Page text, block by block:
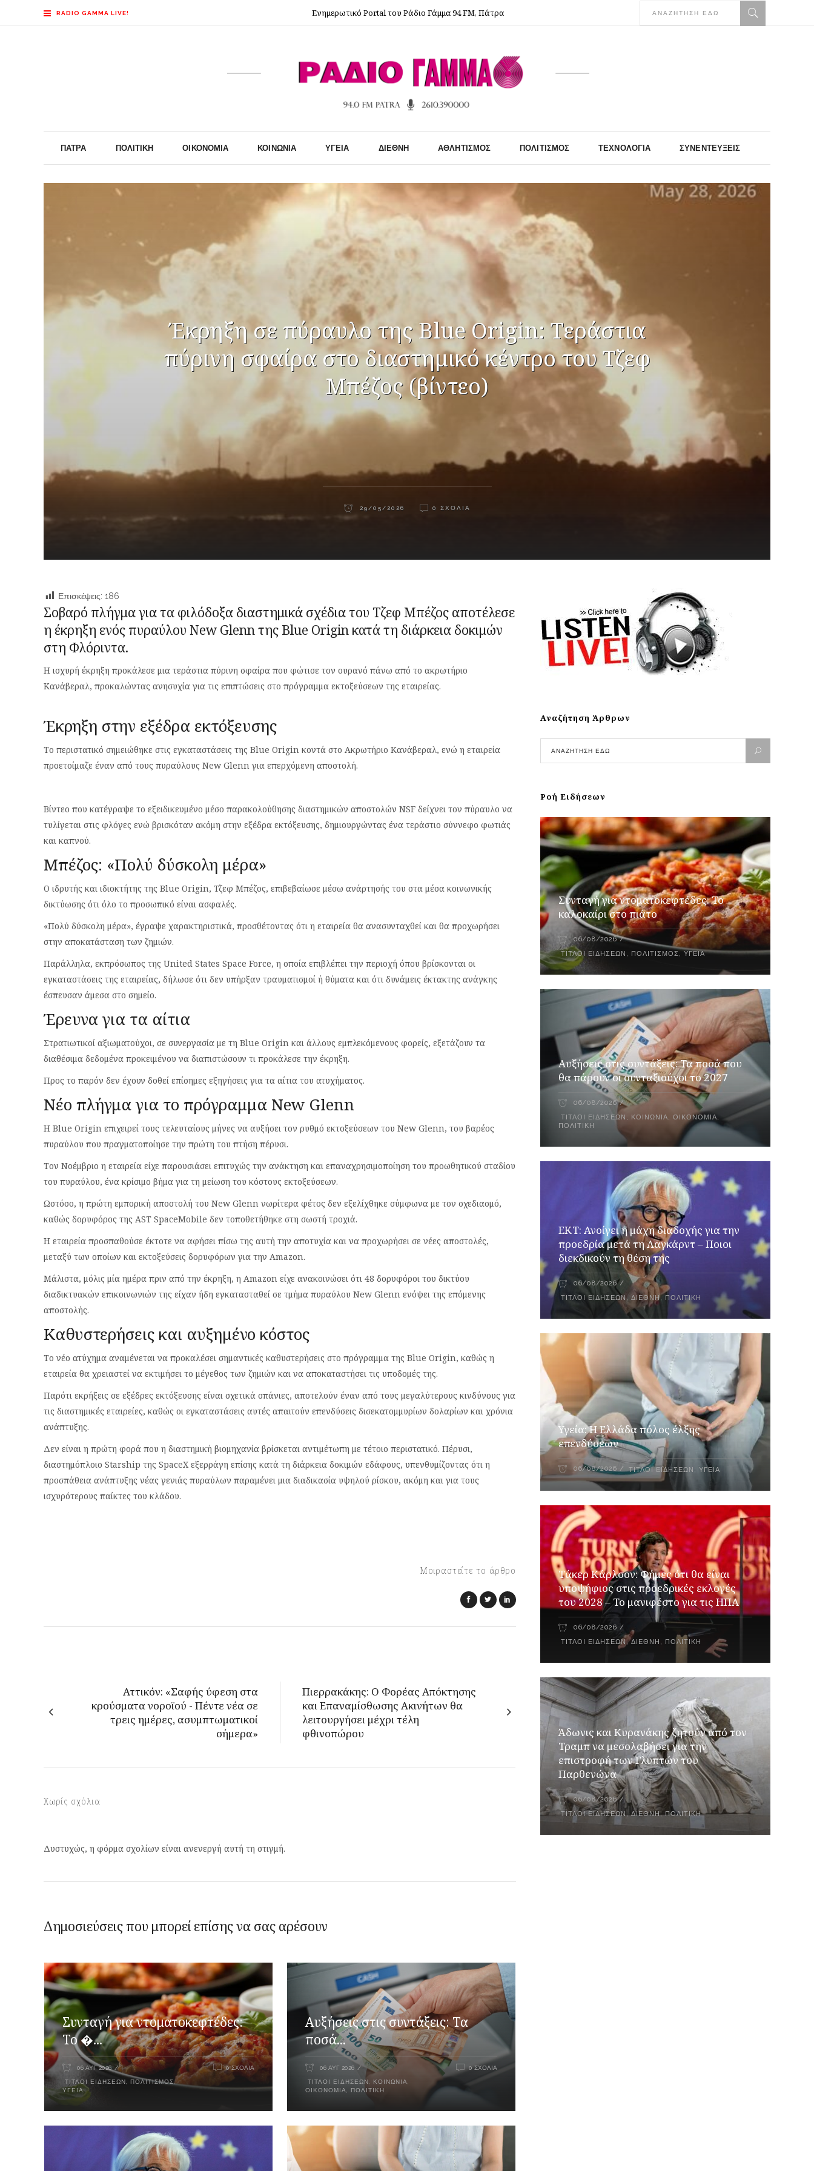
RADIO GAMMA LIVE! Ενημερωτικό Portal του Ράδιο Γάμμα 94 FM, Πάτρα
ΠΆΤΡΑ ΠΟΛΙΤΙΚΉ ΟΙΚΟΝΟΜΊΑ ΚΟΙΝΩΝΊΑ ΥΓΕΊΑ ΔΙΕΘΝΉ ΑΘΛΗΤΙΣΜΌΣ ΠΟΛΙΤΙΣΜΌΣ ΤΕΧΝΟΛΟΓΊΑ ΣΥΝΕΝΤΕΎΞΕΙΣ
Έκρηξη σε πύραυλο της Blue Origin: Τεράστια
πύρινη σφαίρα στο διαστημικό κέντρο του Τζεφ
Μπέζος (βίντεο)
29/05/2026 0 ΣΧΌΛΙΑ
Επισκέψεις: 186
Σοβαρό πλήγμα για τα φιλόδοξα διαστημικά σχέδια του Τζεφ Μπέζος αποτέλεσε
η έκρηξη ενός πυραύλου New Glenn της Blue Origin κατά τη διάρκεια δοκιμών
στη Φλόριντα.
Η ισχυρή έκρηξη προκάλεσε μια τεράστια πύρινη σφαίρα που φώτισε τον ουρανό πάνω από το ακρωτήριο
Κανάβεραλ, προκαλώντας ανησυχία για τις επιπτώσεις στο πρόγραμμα εκτοξεύσεων της εταιρείας.
Έκρηξη στην εξέδρα εκτόξευσης
Το περιστατικό σημειώθηκε στις εγκαταστάσεις της Blue Origin κοντά στο Ακρωτήριο Κανάβεραλ, ενώ η εταιρεία
προετοίμαζε έναν από τους πυραύλους New Glenn για επερχόμενη αποστολή.
Βίντεο που κατέγραψε το εξειδικευμένο μέσο παρακολούθησης διαστημικών αποστολών NSF δείχνει τον πύραυλο να
τυλίγεται στις φλόγες ενώ βρισκόταν ακόμη στην εξέδρα εκτόξευσης, δημιουργώντας ένα τεράστιο σύννεφο φωτιάς
και καπνού.
Μπέζος: «Πολύ δύσκολη μέρα»
Ο ιδρυτής και ιδιοκτήτης της Blue Origin, Τζεφ Μπέζος, επιβεβαίωσε μέσω ανάρτησής του στα μέσα κοινωνικής
δικτύωσης ότι όλο το προσωπικό είναι ασφαλές.
«Πολύ δύσκολη μέρα», έγραψε χαρακτηριστικά, προσθέτοντας ότι η εταιρεία θα ανασυνταχθεί και θα προχωρήσει
στην αποκατάσταση των ζημιών.
Παράλληλα, εκπρόσωπος της United States Space Force, η οποία επιβλέπει την περιοχή όπου βρίσκονται οι
εγκαταστάσεις της εταιρείας, δήλωσε ότι δεν υπήρξαν τραυματισμοί ή θύματα και ότι δυνάμεις έκτακτης ανάγκης
έσπευσαν άμεσα στο σημείο.
Έρευνα για τα αίτια
Στρατιωτικοί αξιωματούχοι, σε συνεργασία με τη Blue Origin και άλλους εμπλεκόμενους φορείς, εξετάζουν τα
διαθέσιμα δεδομένα προκειμένου να διαπιστώσουν τι προκάλεσε την έκρηξη.
Προς το παρόν δεν έχουν δοθεί επίσημες εξηγήσεις για τα αίτια του ατυχήματος.
Νέο πλήγμα για το πρόγραμμα New Glenn
Η Blue Origin επιχειρεί τους τελευταίους μήνες να αυξήσει τον ρυθμό εκτοξεύσεων του New Glenn, του βαρέος
πυραύλου που πραγματοποίησε την πρώτη του πτήση πέρυσι.
Τον Νοέμβριο η εταιρεία είχε παρουσιάσει επιτυχώς την ανάκτηση και επαναχρησιμοποίηση του προωθητικού σταδίου
του πυραύλου, ένα κρίσιμο βήμα για τη μείωση του κόστους εκτοξεύσεων.
Ωστόσο, η πρώτη εμπορική αποστολή του New Glenn νωρίτερα φέτος δεν εξελίχθηκε σύμφωνα με τον σχεδιασμό,
καθώς δορυφόρος της AST SpaceMobile δεν τοποθετήθηκε στη σωστή τροχιά.
Η εταιρεία προσπαθούσε έκτοτε να αφήσει πίσω της αυτή την αποτυχία και να προχωρήσει σε νέες αποστολές,
μεταξύ των οποίων και εκτοξεύσεις δορυφόρων για την Amazon.
Μάλιστα, μόλις μία ημέρα πριν από την έκρηξη, η Amazon είχε ανακοινώσει ότι 48 δορυφόροι του δικτύου
διαδικτυακών επικοινωνιών της είχαν ήδη εγκατασταθεί σε τμήμα πυραύλου New Glenn ενόψει της επόμενης
αποστολής.
Καθυστερήσεις και αυξημένο κόστος
Το νέο ατύχημα αναμένεται να προκαλέσει σημαντικές καθυστερήσεις στο πρόγραμμα της Blue Origin, καθώς η
εταιρεία θα χρειαστεί να εκτιμήσει το μέγεθος των ζημιών και να αποκαταστήσει τις υποδομές της.
Παρότι εκρήξεις σε εξέδρες εκτόξευσης είναι σχετικά σπάνιες, αποτελούν έναν από τους μεγαλύτερους κινδύνους για
τις διαστημικές εταιρείες, καθώς οι εγκαταστάσεις αυτές απαιτούν επενδύσεις δισεκατομμυρίων δολαρίων και χρόνια
ανάπτυξης.
Δεν είναι η πρώτη φορά που η διαστημική βιομηχανία βρίσκεται αντιμέτωπη με τέτοιο περιστατικό. Πέρυσι,
διαστημόπλοιο Starship της SpaceX εξερράγη επίσης κατά τη διάρκεια δοκιμών εδάφους, υπενθυμίζοντας ότι η
προσπάθεια ανάπτυξης νέας γενιάς πυραύλων παραμένει μια διαδικασία υψηλού ρίσκου, ακόμη και για τους
ισχυρότερους παίκτες του κλάδου.
Μοιραστείτε το άρθρο
Αττικόν: «Σαφής ύφεση στα
κρούσματα νοροϊού - Πέντε νέα σε
τρεις ημέρες, ασυμπτωματικοί
σήμερα»
Πιερρακάκης: Ο Φορέας Απόκτησης
και Επαναμίσθωσης Ακινήτων θα
λειτουργήσει μέχρι τέλη
φθινοπώρου
Χωρίς σχόλια
Δυστυχώς, η φόρμα σχολίων είναι ανενεργή αυτή τη στιγμή.
Δημοσιεύσεις που μπορεί επίσης να σας αρέσουν
Συνταγή για ντοματοκεφτέδες:
Το �...
06 ΑΥΓ 2026
ΤΊΤΛΟΙ ΕΙΔΉΣΕΩΝ ΠΟΛΙΤΙΣΜΌΣ,
ΥΓΕΊΑ
0 ΣΧΌΛΙΑ
Αυξήσεις στις συντάξεις: Τα
ποσά...
06 ΑΥΓ 2026
ΤΊΤΛΟΙ ΕΙΔΉΣΕΩΝ ΚΟΙΝΩΝΊΑ
ΟΙΚΟΝΟΜΊΑ
ΠΟΛΙΤΙΚΉ
0 ΣΧΌΛΙΑ
Αναζήτηση Άρθρων
Ροή Ειδήσεων
Συνταγή για ντοματοκεφτέδες: Το
καλοκαίρι στο πιάτο
06/08/2026
ΤΊΤΛΟΙ ΕΙΔΉΣΕΩΝ , ΠΟΛΙΤΙΣΜΌΣ,ΥΓΕΊΑ
Αυξήσεις στις συντάξεις: Τα ποσά που
θα πάρουν οι συνταξιούχοι το 2027
06/08/2026
ΤΊΤΛΟΙ ΕΙΔΉΣΕΩΝ , ΚΟΙΝΩΝΊΑ,ΟΙΚΟΝΟΜΊΑ,
ΠΟΛΙΤΙΚΉ
ΕΚΤ: Ανοίγει η μάχη διαδοχής για την
προεδρία μετά τη Λαγκάρντ – Ποιοι
διεκδικούν τη θέση της
06/08/2026
ΤΊΤΛΟΙ ΕΙΔΉΣΕΩΝ ,ΔΙΕΘΝΉ, ΠΟΛΙΤΙΚΉ
Υγεία: Η Ελλάδα πόλος έλξης
επενδύσεων
06/08/2026 ΤΊΤΛΟΙ ΕΙΔΉΣΕΩΝ ,ΥΓΕΊΑ
Τάκερ Κάρλσον: Φήμες ότι θα είναι
υποψήφιος στις προεδρικές εκλογές
του 2028 – Το μανιφέστο για τις ΗΠΑ
06/08/2026
ΤΊΤΛΟΙ ΕΙΔΉΣΕΩΝ,ΔΙΕΘΝΉ , ΠΟΛΙΤΙΚΉ
Άδωνις και Κυρανάκης ζητούν από τον
Τραμπ να μεσολαβήσει για την
επιστροφή των Γλυπτών του
Παρθενώνα
06/08/2026
ΤΊΤΛΟΙ ΕΙΔΉΣΕΩΝ,ΔΙΕΘΝΉ,ΠΟΛΙΤΙΚΉ